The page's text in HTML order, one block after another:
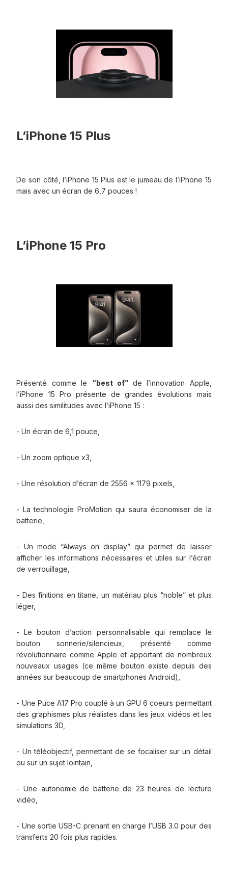
L’iPhone 15 Plus
De son côté, l’iPhone 15 Plus est le jumeau de l’iPhone 15
mais avec un écran de 6,7 pouces !
L’iPhone 15 Pro
Présenté comme le “best of” de l’innovation Apple,
l’iPhone 15 Pro présente de grandes évolutions mais
aussi des similitudes avec l’iPhone 15 :
- Un écran de 6,1 pouce,
- Un zoom optique x3,
- Une résolution d’écran de 2556 x 1179 pixels,
- La technologie ProMotion qui saura économiser de la
batterie,
- Un mode “Always on display” qui permet de laisser
afficher les informations nécessaires et utiles sur l’écran
de verrouillage,
- Des finitions en titane, un matériau plus “noble” et plus
léger,
- Le bouton d’action personnalisable qui remplace le
bouton sonnerie/silencieux, présenté comme
révolutionnaire comme Apple et apportant de nombreux
nouveaux usages (ce même bouton existe depuis des
années sur beaucoup de smartphones Android),
- Une Puce A17 Pro couplé à un GPU 6 coeurs permettant
des graphismes plus réalistes dans les jeux vidéos et les
simulations 3D,
- Un téléobjectif, permettant de se focaliser sur un détail
ou sur un sujet lointain,
- Une autonomie de batterie de 23 heures de lecture
vidéo,
- Une sortie USB-C prenant en charge l’USB 3.0 pour des
transferts 20 fois plus rapides.